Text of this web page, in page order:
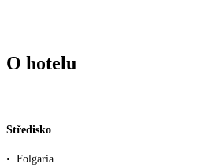
O hotelu
Středisko
• Folgaria